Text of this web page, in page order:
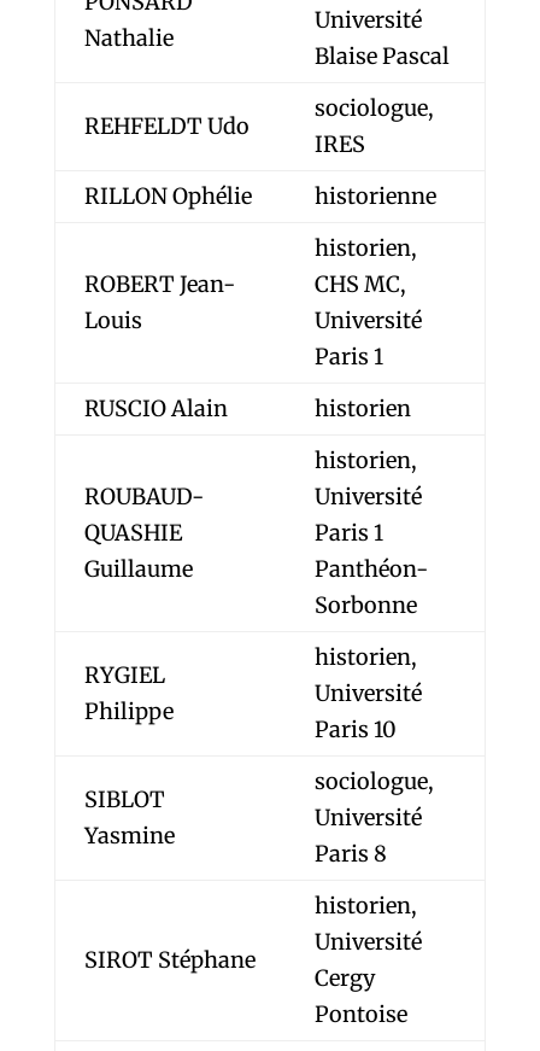
Nathalie
Université
Blaise Pascal
REHFELDT Udo
sociologue,
IRES
RILLON Ophélie
historienne
ROBERT Jean-
Louis
historien,
CHS MC,
Université
Paris 1
RUSCIO Alain
historien
ROUBAUD-
QUASHIE
Guillaume
historien,
Université
Paris 1
Panthéon-
Sorbonne
RYGIEL
Philippe
historien,
Université
Paris 10
SIBLOT
Yasmine
sociologue,
Université
Paris 8
SIROT Stéphane
historien,
Université
Cergy
Pontoise